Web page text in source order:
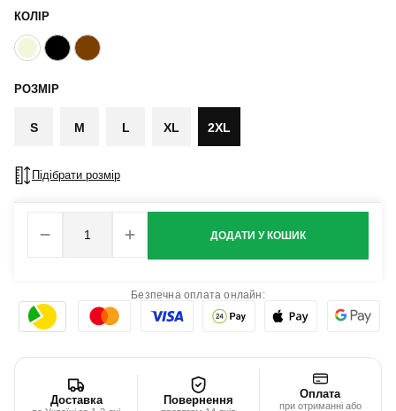
КОЛІР
РОЗМІР
S M L XL 2XL
Підібрати розмір
ДОДАТИ У КОШИК
Безпечна оплата онлайн:
Доставка Повернення Оплата
при отриманні або